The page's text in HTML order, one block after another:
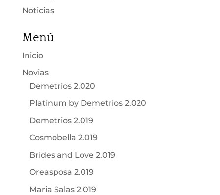
Noticias
Menú
Inicio
Novias
Demetrios 2.020
Platinum by Demetrios 2.020
Demetrios 2.019
Cosmobella 2.019
Brides and Love 2.019
Oreasposa 2.019
Maria Salas 2.019